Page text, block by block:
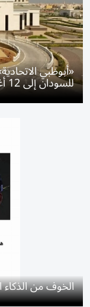
«أبوظبي
للسودان إلى 12 أغسطس
الخوف من